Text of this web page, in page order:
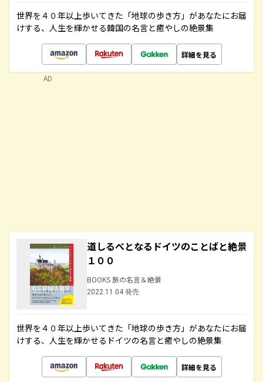
世界を４０年以上歩いてきた「地球の歩き方」があなたにお届
けする、人生を輝かせる韓国の名言と癒やしの絶景集
詳細を見る
道しるべとなるドイツのことばと絶景
１００
BOOKS 旅の名言＆絶景
2022.11.04 発売
世界を４０年以上歩いてきた「地球の歩き方」があなたにお届
けする、人生を輝かせるドイツの名言と癒やしの絶景集
詳細を見る
AD